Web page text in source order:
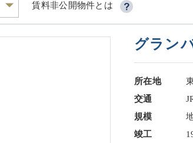
賃料非公開物件とは
グラン
所在地
交通
規模
竣工